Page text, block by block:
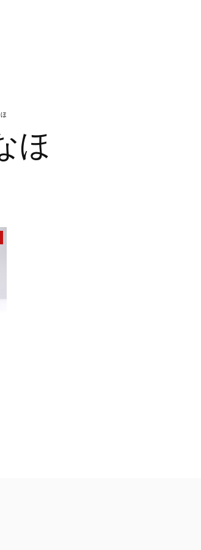
ほ